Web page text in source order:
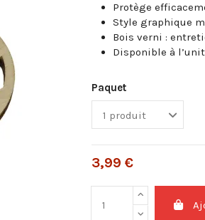
Protège
Style graphique
Bois verni :
Disponible à
Paquet
3,99 €